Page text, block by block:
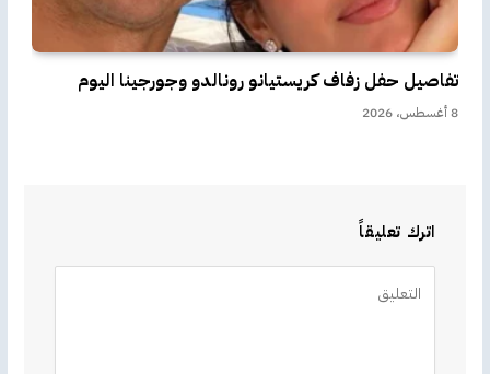
تفاصيل حفل زفاف كريستيانو رونالدو وجورجينا اليوم
8 أغسطس، 2026
اترك تعليقاً